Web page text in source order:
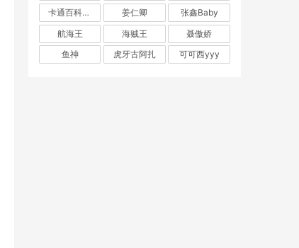
卡通百科老王
姜仁卿
张鑫Baby
航海王
海贼王
聂傲娇
鱼神
虎牙古阿扎 可可西yyy